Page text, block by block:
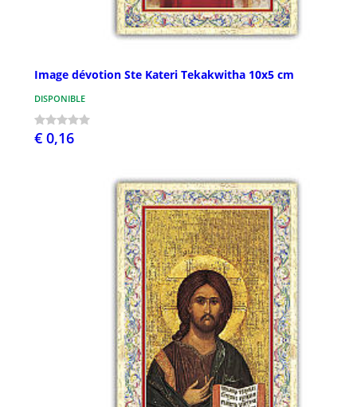
Image dévotion Ste Kateri Tekakwitha 10x5 cm
DISPONIBLE
€ 0,16